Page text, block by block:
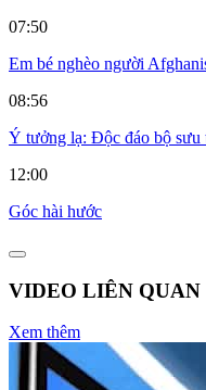
07:50
Em bé nghèo người
08:56
Ý tưởng lạ: Độc đáo bộ sưu
12:00
Góc hài hước
VIDEO LIÊN QUAN
Xem thêm